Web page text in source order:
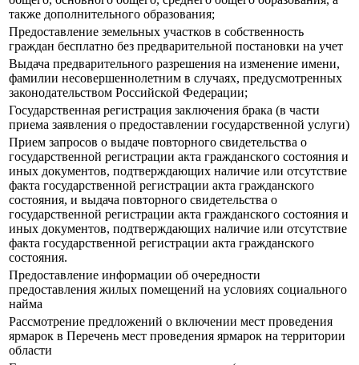
также дополнительного образования;
Предоставление земельных участков в собственность
граждан бесплатно без предварительной постановки на учет
Выдача предварительного разрешения на изменение имени,
фамилии несовершеннолетним в случаях, предусмотренных
законодательством Российской Федерации;
Государственная регистрация заключения брака (в части
приема заявления о предоставлении государственной услуги)
Прием запросов о выдаче повторного свидетельства о
государственной регистрации акта гражданского состояния и
иных документов, подтверждающих наличие или отсутствие
факта государственной регистрации акта гражданского
состояния, и выдача повторного свидетельства о
государственной регистрации акта гражданского состояния и
иных документов, подтверждающих наличие или отсутствие
факта государственной регистрации акта гражданского
состояния.
Предоставление информации об очередности
предоставления жилых помещений на условиях социального
найма
Рассмотрение предложений о включении мест проведения
ярмарок в Перечень мест проведения ярмарок на территории
области